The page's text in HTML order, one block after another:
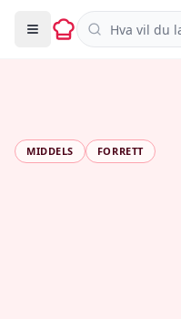
Søk i oppskrifter
MIDDELS FORRETT